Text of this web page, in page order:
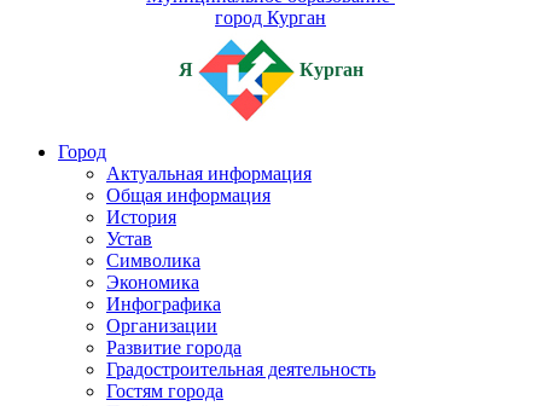
город Курган
Я Курган
Город
Актуальная информация
Общая информация
История
Устав
Символика
Экономика
Инфографика
Организации
Развитие города
Градостроительная деятельность
Гостям города